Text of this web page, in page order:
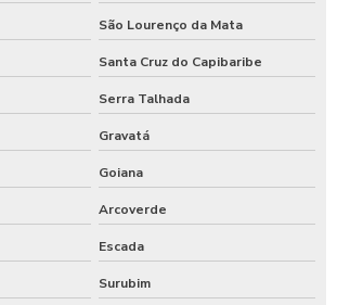
São Lourenço da Mata
Santa Cruz do Capibaribe
Serra Talhada
Gravatá
Goiana
Arcoverde
Escada
Surubim